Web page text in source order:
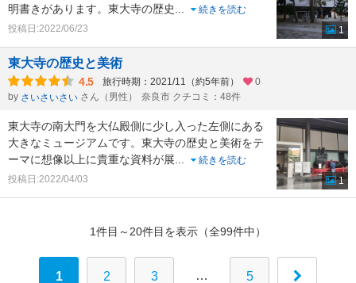
明書きがあります。東大寺の歴史
続きを読む
投稿日:2022/06/23
1
東大寺の歴史と美術
4.5 旅行時期：2021/11（約5年前）
0
by さいさいさい さん（男性） 奈良市 クチコミ：48件
東大寺の南大門を大仏殿側に少し入った左側にある
大きなミュージアムです。東大寺の歴史と美術をテ
ーマに想像以上に貴重な資料が展
続きを読む
投稿日:2022/04/03
1
1件目～20件目を表示（全99件中）
1 2 3 … 5